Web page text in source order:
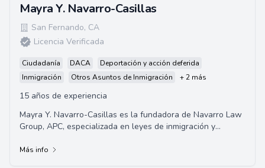
Mayra Y. Navarro-Casillas
San Fernando, CA
Licencia Verificada
Ciudadanía DACA
Deportación y acción deferida
Inmigración
Otros Asuntos de Inmigración + 2 más
15 años de experiencia
Mayra Y. Navarro-Casillas es la fundadora de Navarro Law
Group, APC, especializada en leyes de inmigración y
Más info